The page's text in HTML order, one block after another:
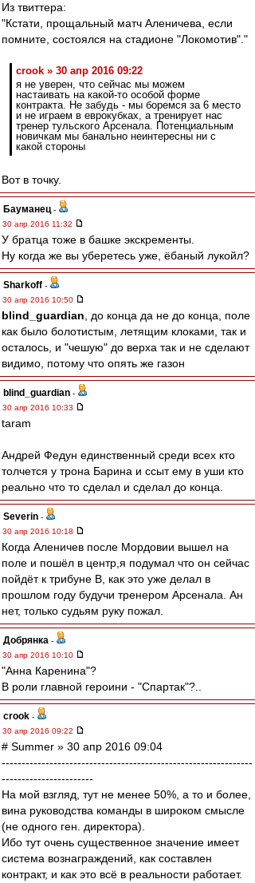
Из твиттера:
"Кстати, прощальный матч Аленичева, если
помните, состоялся на стадионе "Локомотив"."
crook » 30 апр 2016 09:22
я не уверен, что сейчас мы можем
настаивать на какой-то особой форме
контракта. Не забудь - мы боремся за 6 место
и не играем в еврокубках, а тренирует нас
тренер тульского Арсенала. Потенциальным
новичкам мы банально неинтересны ни с
какой стороны
Вот в точку.
Бауманец -
30 апр 2016 11:32
У братца тоже в башке экскременты.
Ну когда же вы уберетесь уже, ёбаный лукойл?
Sharkoff -
30 апр 2016 10:50
blind_guardian , до конца да не до конца, поле
как было болотистым, летящим клоками, так и
осталось, и "чешую" до верха так и не сделают
видимо, потому что опять же газон
blind_guardian -
30 апр 2016 10:33
taram
Андрей Федун единственный среди всех кто
толчется у трона Барина и ссыт ему в уши кто
реально что то сделал и сделал до конца.
Severin -
30 апр 2016 10:18
Когда Аленичев после Мордовии вышел на
поле и пошёл в центр,я подумал что он сейчас
пойдёт к трибуне В, как это уже делал в
прошлом году будучи тренером Арсенала. Ан
нет, только судьям руку пожал.
Добрянка -
30 апр 2016 10:10
"Анна Каренина"?
В роли главной героини - "Спартак"?..
crook -
30 апр 2016 09:22
# Summer » 30 апр 2016 09:04
---------------------------------------------------------------
-----------------------
На мой взгляд, тут не менее 50%, а то и более,
вина руководства команды в широком смысле
(не одного ген. директора).
Ибо тут очень существенное значение имеет
система вознаграждений, как составлен
контракт, и как это всё в реальности работает.